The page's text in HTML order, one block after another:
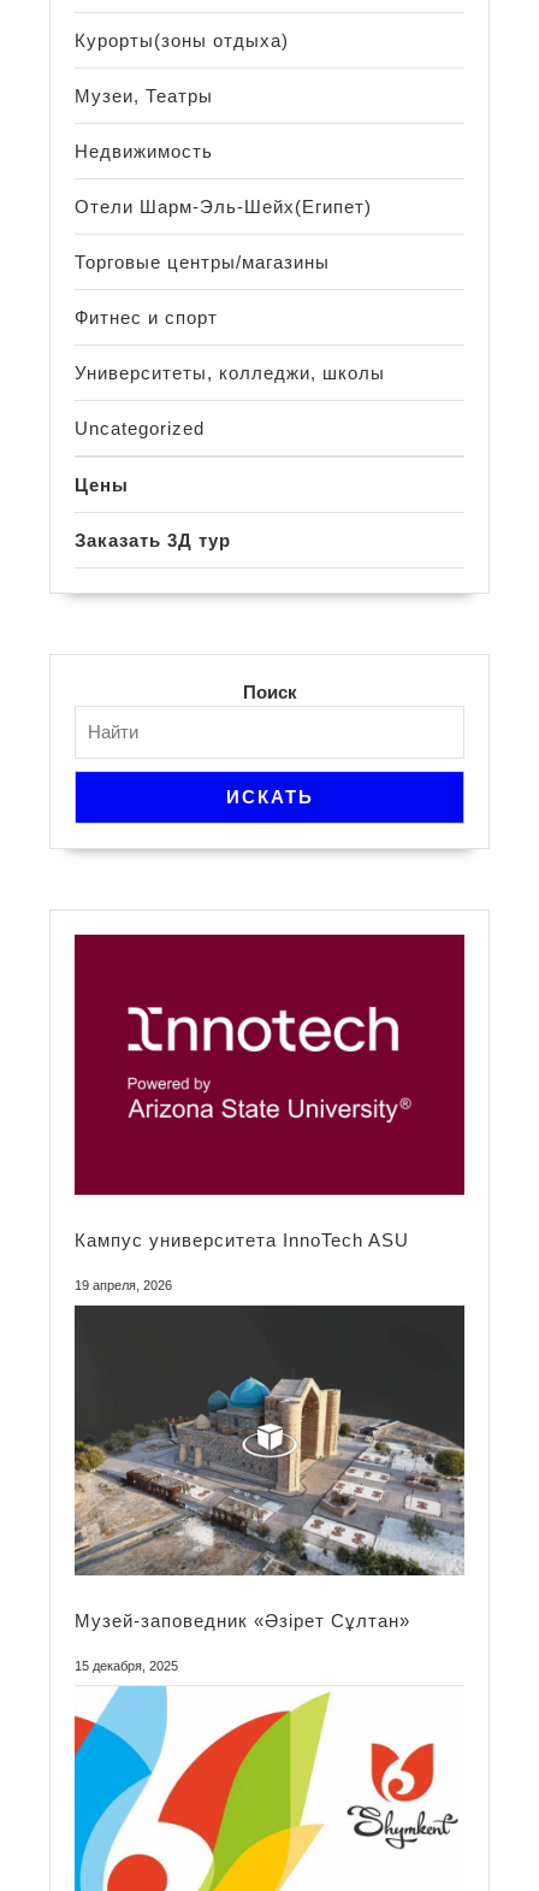
Курорты(зоны отдыха)
Музеи, Театры
Недвижимость
Отели Шарм-Эль-Шейх(Египет)
Торговые центры/магазины
Фитнес и спорт
Университеты, колледжи, школы
Uncategorized
Цены
Заказать 3Д тур
Поиск
ИСКАТЬ
Кампус университета InnoTech ASU
19 апреля, 2026
Mузей-заповедник «Әзірет Сұлтан»
15 декабря, 2025